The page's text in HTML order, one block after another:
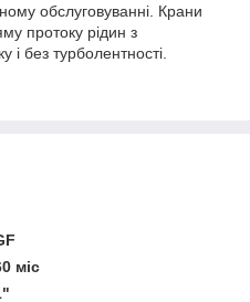
обслуговуванні. Крани
протоку рідин з
без турболентності.
міс